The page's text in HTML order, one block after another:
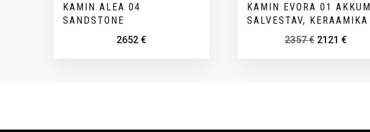
KAMIN ALEA 04
SANDSTONE
2652€
KAMIN EVORA 01 AKKUM
SALVESTAV, KERAAMIKA
2357€ 2121€